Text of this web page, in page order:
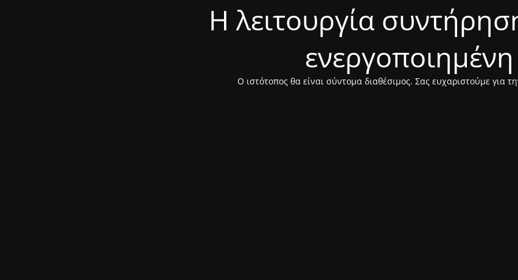
Η λειτουργία
ενεργοποιημένη
Ο ιστότοπος θα είναι σύντομα διαθέσιμος. Σας ευχαριστούμε για